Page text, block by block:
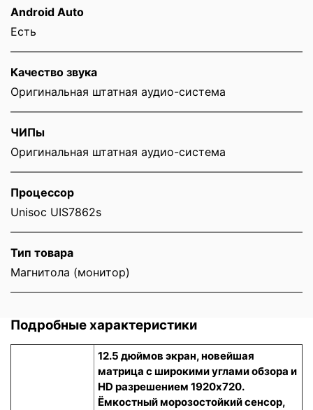
Android Auto
Есть
Качество звука
Оригинальная штатная аудио-система
ЧИПы
Оригинальная штатная аудио-система
Процессор
Unisoc UIS7862s
Тип товара
Магнитола (монитор)
Подробные характеристики
12.5 дюймов экран, новейшая
матрица с широкими углами обзора и
HD разрешением 1920x720.
Ёмкостный морозостойкий сенсор,